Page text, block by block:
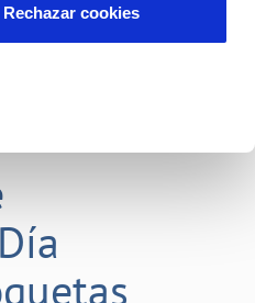
Rechazar cookies